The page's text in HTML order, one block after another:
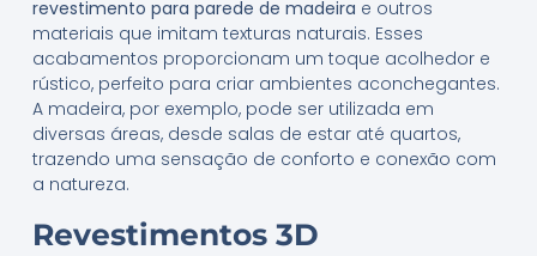
revestimento para parede de madeira e outros
materiais que imitam texturas naturais. Esses
acabamentos proporcionam um toque acolhedor e
rústico, perfeito para criar ambientes aconchegantes.
A madeira, por exemplo, pode ser utilizada em
diversas áreas, desde salas de estar até quartos,
trazendo uma sensação de conforto e conexão com
a natureza.
Revestimentos 3D